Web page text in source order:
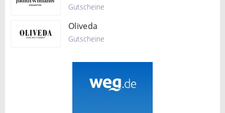
Gutscheine
Oliveda
Gutscheine